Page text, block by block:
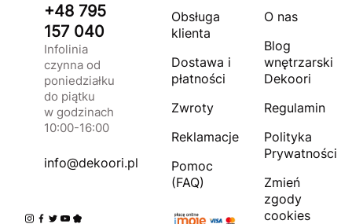
+48 795
157 040
Infolinia
czynna od
poniedziałku
do piątku
w godzinach
10:00-16:00
info@dekoori.pl
Obsługa
klienta
Dostawa i
płatności
Zwroty
Reklamacje
Pomoc
(FAQ)
O nas
Blog
wnętrzarski
Dekoori
Regulamin
Polityka
Prywatności
Zmień
zgody
cookies